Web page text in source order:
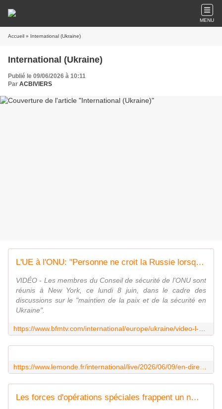
MENU
Accueil » International (Ukraine)
International (Ukraine)
Publié le 09/06/2026 à 10:11
Par ACBIVIERS
L'UE à l'ONU: "Personne ne croit la Russie lorsqu'elle affirme qu'elle frappe uniquement des cibles militaires"
VIDÉO - Les membres du Conseil de sécurité de l'ONU sont
réunis à New York, ce lundi 8 juin, dans le cadre des
discussions sur le "maintien de la paix et de la sécurité en
Ukraine".
Les forces d'opérations spéciales frappent un nœud stratégique d'oléoducs russes à 500 kilomètres de la frontière